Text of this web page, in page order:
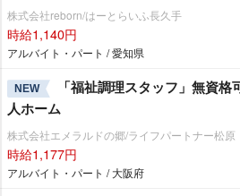
株式会社reborn/はーとらいふ長久手
時給1,140円
アルバイト・パート / 愛知県
NEW
「福祉調理スタッフ」無資
人ホーム
株式会社エメラルドの郷/ライフパートナー松原
時給1,177円
アルバイト・パート / 大阪府